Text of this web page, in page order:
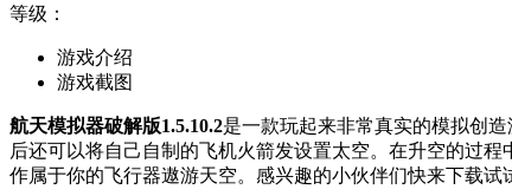
等级：
游戏介绍
游戏截图
航天模拟器破解版1.5.10.2是一款玩起来非常真实的模拟创
后还可以将自己自制的飞机火箭发设置太空。在升空的过
作属于你的飞行器遨游天空。感兴趣的小伙伴们快来下载试